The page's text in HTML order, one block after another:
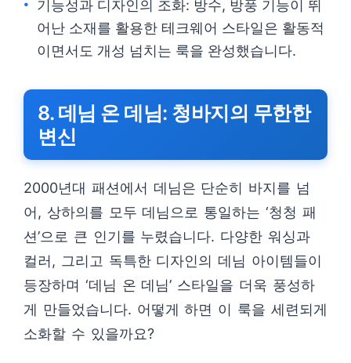
기능성과 디자인의 조화: 방수, 방풍 기능이 뛰
어난 소재를 활용한 테크웨어 스타일은 활동적
이면서도 개성 넘치는 룩을 완성했습니다.
8. 데님 온 데님: 청바지의 무한한
변신
2000년대 패션에서 데님은 단순히 바지를 넘
어, 상하의를 모두 데님으로 통일하는 ‘청청 패
션’으로 큰 인기를 누렸습니다. 다양한 워싱과
컬러, 그리고 독특한 디자인의 데님 아이템들이
등장하며 ‘데님 온 데님’ 스타일을 더욱 풍성하
게 만들었습니다. 어떻게 하면 이 룩을 세련되게
소화할 수 있을까요?